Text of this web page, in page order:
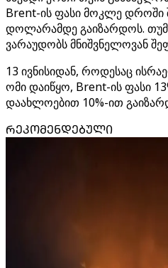
Brent-ის ფასი მოკლე დროში
დოლარამდე გაიზარდოს.
ვარაუდობს მნიშვნელოვან
13 ივნისიდან, როდესაც
ომი დაიწყო, Brent-ის ფასი
დაახლოებით 10%-ით
ᲠᲔᲙᲝᲛᲔᲜᲓᲔᲑᲣᲚᲘ